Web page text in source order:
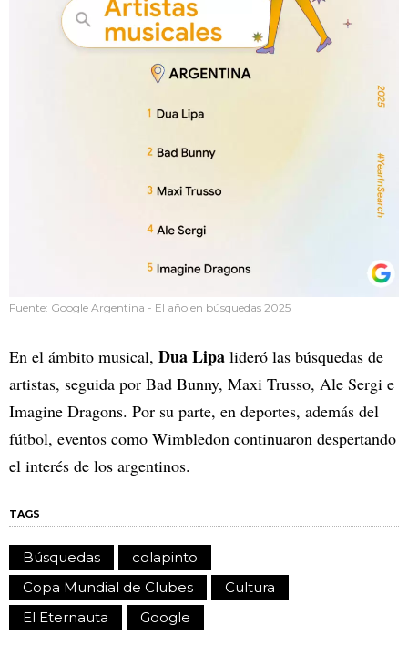
Fuente: Google Argentina - El año en búsquedas 2025
En el ámbito musical, Dua Lipa lideró las búsquedas de
artistas, seguida por Bad Bunny, Maxi Trusso, Ale Sergi e
Imagine Dragons. Por su parte, en deportes, además del
fútbol, eventos como Wimbledon continuaron despertando
el interés de los argentinos.
TAGS
Búsquedas
colapinto
Copa Mundial de Clubes
Cultura
El Eternauta
Google